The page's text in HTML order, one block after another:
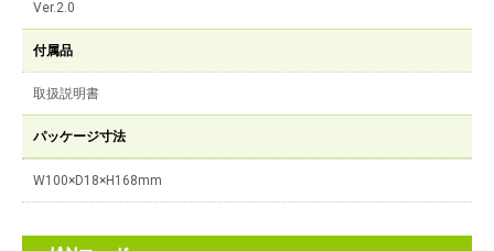
Ver.2.0
付属品
取扱説明書
パッケージ寸法
W100×D18×H168mm